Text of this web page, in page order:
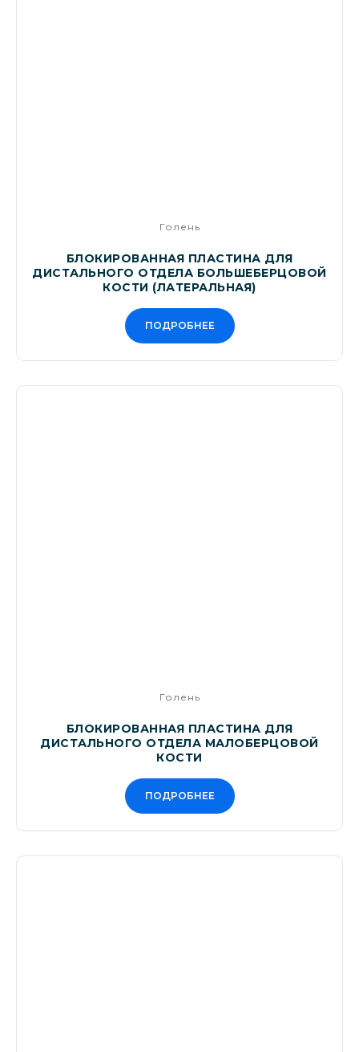
Голень
БЛОКИРОВАННАЯ ПЛАСТИНА ДЛЯ
ДИСТАЛЬНОГО ОТДЕЛА БОЛЬШЕБЕРЦОВОЙ
КОСТИ (ЛАТЕРАЛЬНАЯ)
ПОДРОБНЕЕ
Голень
БЛОКИРОВАННАЯ ПЛАСТИНА ДЛЯ
ДИСТАЛЬНОГО ОТДЕЛА МАЛОБЕРЦОВОЙ
КОСТИ
ПОДРОБНЕЕ